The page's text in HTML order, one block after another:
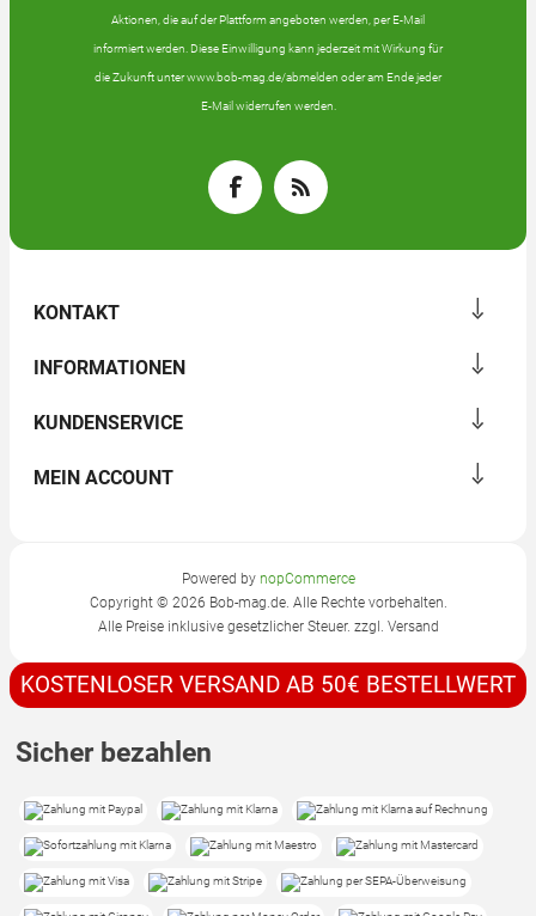
Aktionen, die auf der Plattform angeboten werden, per E-Mail
informiert werden. Diese Einwilligung kann jederzeit mit Wirkung für
die Zukunft unter www.bob-mag.de/abmelden oder am Ende jeder
E-Mail widerrufen werden.
KONTAKT
INFORMATIONEN
KUNDENSERVICE
MEIN ACCOUNT
Powered by nopCommerce
Copyright © 2026 Bob-mag.de. Alle Rechte vorbehalten.
Alle Preise inklusive gesetzlicher Steuer. zzgl. Versand
KOSTENLOSER VERSAND AB 50€ BESTELLWERT
Sicher bezahlen